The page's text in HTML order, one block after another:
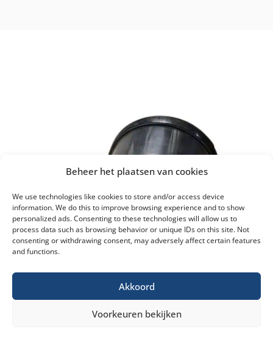
Beheer het plaatsen van cookies
We use technologies like cookies to store and/or access device
information. We do this to improve browsing experience and to show
personalized ads. Consenting to these technologies will allow us to
process data such as browsing behavior or unique IDs on this site. Not
consenting or withdrawing consent, may adversely affect certain features
and functions.
Akkoord
Voorkeuren bekijken